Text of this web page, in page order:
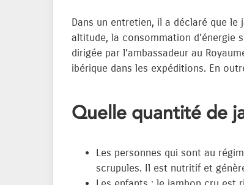
Dans un entretien, il a déclaré que le
altitude, la consommation d’énergie
dirigée par l’ambassadeur au
ibérique dans les expéditions. En
Quelle quantité de
Les personnes qui sont au
scrupules. Il est nutritif et